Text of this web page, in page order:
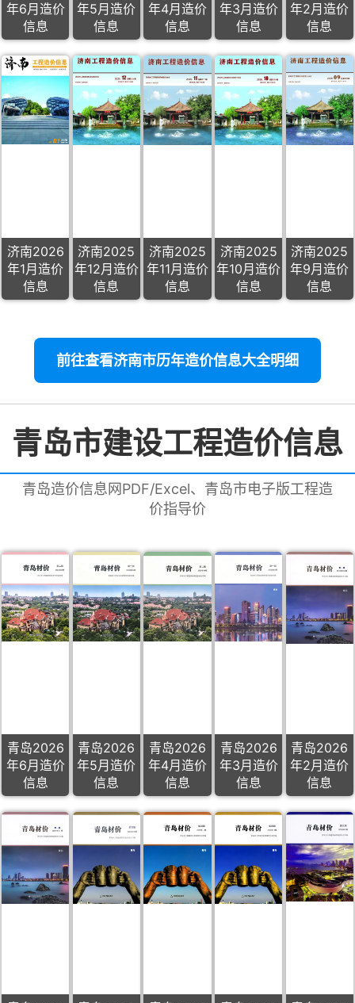
年6月造价
信息
年5月造价
信息
年4月造价
信息
年3月造价
信息
年2月造价
信息
济南2026
年1月造价
信息
济南2025
年12月造价
信息
济南2025
年11月造价
信息
济南2025
年10月造价
信息
济南2025
年9月造价
信息
前往查看济南市历年造价信息大全明细
青岛市建设工程造价信息
青岛造价信息网PDF/Excel、青岛市电子版工程造
价指导价
青岛2026
年6月造价
信息
青岛2026
年5月造价
信息
青岛2026
年4月造价
信息
青岛2026
年3月造价
信息
青岛2026
年2月造价
信息